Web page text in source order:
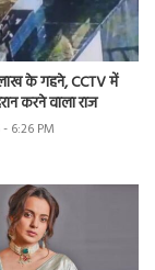
के गहने, CCTV में
करने वाला राज
6:26 PM